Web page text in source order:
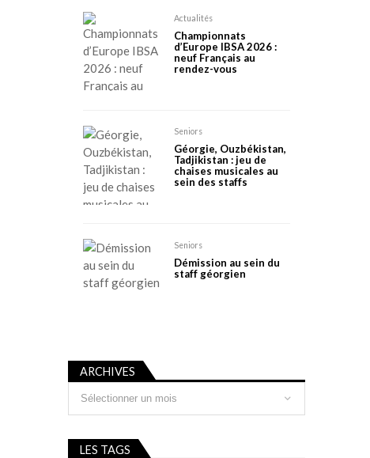
Actualités
Championnats
d’Europe IBSA 2026 :
neuf Français au
rendez-vous
Seniors
Géorgie, Ouzbékistan,
Tadjikistan : jeu de
chaises musicales au
sein des staffs
Seniors
Démission au sein du
staff géorgien
ARCHIVES
LES TAGS